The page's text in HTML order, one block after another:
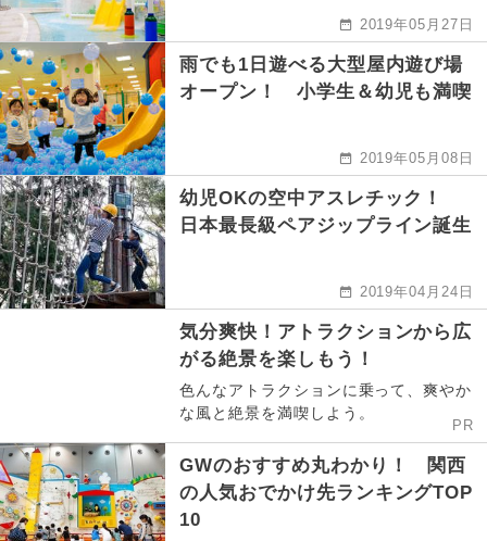
2019年05月27日
雨でも1日遊べる大型屋内遊び場
オープン！ 小学生＆幼児も満喫
2019年05月08日
幼児OKの空中アスレチック！
日本最長級ペアジップライン誕生
2019年04月24日
気分爽快！アトラクションから広
がる絶景を楽しもう！
色んなアトラクションに乗って、爽やか
な風と絶景を満喫しよう。
PR
GWのおすすめ丸わかり！ 関西
の人気おでかけ先ランキングTOP
10